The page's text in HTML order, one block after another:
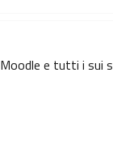
Moodle e tutti i sui